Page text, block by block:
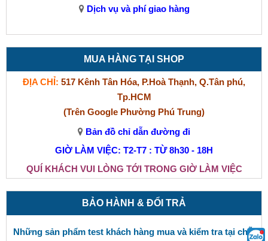
Dịch vụ và phí giao hàng
MUA HÀNG TẠI SHOP
ĐỊA CHỈ: 517 Kênh Tân Hóa, P.Hoà Thạnh, Q.Tân phú,
Tp.HCM
(Trên Google Phường Phú Trung)
Bản đồ chỉ dẫn đường đi
GIỜ LÀM VIỆC: T2-T7 : TỪ 8h30 - 18H
QUÍ KHÁCH VUI LÒNG TỚI TRONG GIỜ LÀM VIỆC
BẢO HÀNH & ĐỔI TRẢ
Những sản phẩm test khách hàng mua và kiểm tra tại chỗ,